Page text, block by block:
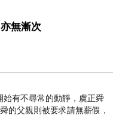
無漸次
有不尋常的動靜，虞正舜
的父親則被要求請無薪假，